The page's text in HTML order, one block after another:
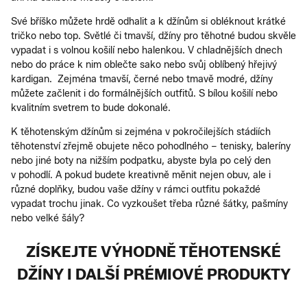
Své bříško můžete hrdě odhalit a k džínům si obléknout krátké
tričko nebo top. Světlé či tmavší, džíny pro těhotné budou skvěle
vypadat i s volnou košilí nebo halenkou. V chladnějších dnech
nebo do práce k nim oblečte sako nebo svůj oblíbený hřejivý
kardigan. Zejména tmavší, černé nebo tmavě modré, džíny
můžete začlenit i do formálnějších outfitů. S bílou košilí nebo
kvalitním svetrem to bude dokonalé.
K těhotenským džínům si zejména v pokročilejších stádiích
těhotenství zřejmě obujete něco pohodlného – tenisky, baleríny
nebo jiné boty na nižším podpatku, abyste byla po celý den
v pohodlí. A pokud budete kreativně měnit nejen obuv, ale i
různé doplňky, budou vaše džíny v rámci outfitu pokaždé
vypadat trochu jinak. Co vyzkoušet třeba různé šátky, pašmíny
nebo velké šály?
ZÍSKEJTE VÝHODNĚ TĚHOTENSKÉ
DŽÍNY I DALŠÍ PRÉMIOVÉ PRODUKTY